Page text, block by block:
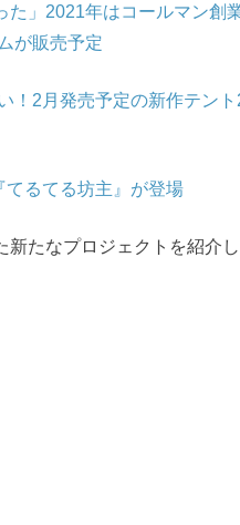
た」2021年はコールマン創
が販売予定
！2月発売予定の新作テン
るてる坊主』が登場
たなプロジェクトを紹介し